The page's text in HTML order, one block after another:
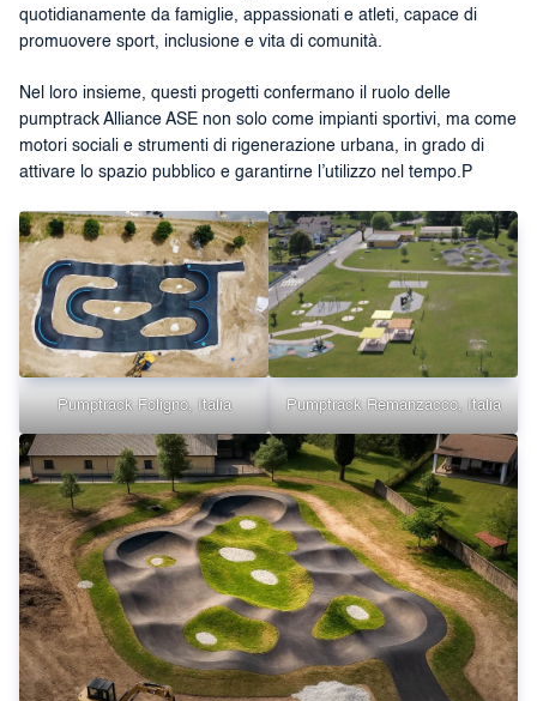
quotidianamente da famiglie, appassionati e atleti, capace di
promuovere sport, inclusione e vita di comunità.
Nel loro insieme, questi progetti confermano il ruolo delle
pumptrack Alliance ASE non solo come impianti sportivi, ma come
motori sociali e strumenti di rigenerazione urbana, in grado di
attivare lo spazio pubblico e garantirne l’utilizzo nel tempo.P
Pumptrack Foligno, Italia Pumptrack Remanzacco, Italia